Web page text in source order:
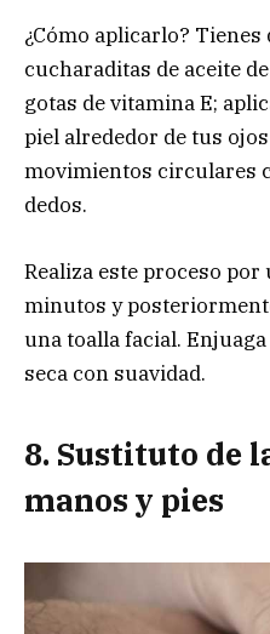
¿Cómo aplicarlo?
cucharaditas de aceite
gotas de vitamina E;
piel alrededor de tus
movimientos circulares
dedos.
Realiza este proceso por
minutos y
una toalla facial.
seca con suavidad.
8. Sustituto de
manos y pies